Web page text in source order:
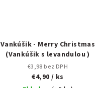
Vankúšik - Merry Christmas
(Vankúšik s levandulou )
€3,98 bez DPH
€4,90 / ks